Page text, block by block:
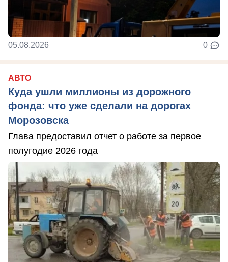
05.08.2026 0
АВТО
Куда ушли миллионы из дорожного
фонда: что уже сделали на дорогах
Морозовска
Глава предоставил отчет о работе за первое
полугодие 2026 года